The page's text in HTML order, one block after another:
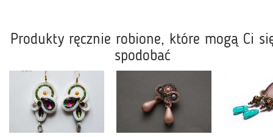
Produkty ręcznie robione, które mogą Ci
spodobać